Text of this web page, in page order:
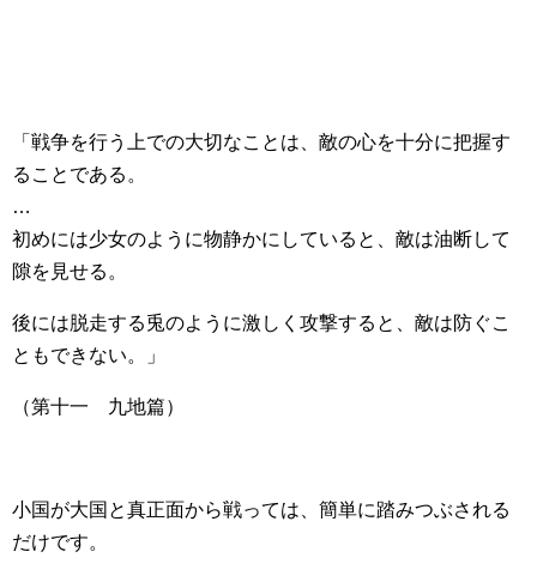
「戦争を行う上での大切なことは、敵の心を十分に把握す
ることである。
…
初めには少女のように物静かにしていると、敵は油断して
隙を見せる。
後には脱走する兎のように激しく攻撃すると、敵は防ぐこ
ともできない。」
（第十一 九地篇）
小国が大国と真正面から戦っては、簡単に踏みつぶされる
だけです。